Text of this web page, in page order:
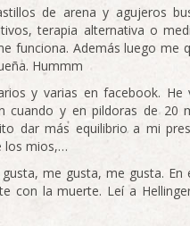
de arena y agujeros
terapia alternativa o
funciona. Además luego me
Hummm
y varias en facebook.
cuando y en pildoras de 20
dar más equilibrio a mi
los mios,…
me gusta, me gusta.
con la muerte. Leí a